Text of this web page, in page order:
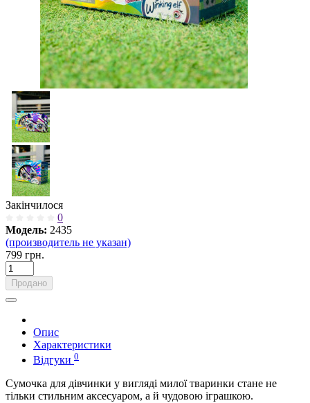
Закінчилося
0
Модель: 2435
(производитель не указан)
799 грн.
Продано
Опис
Характеристики
Відгуки 0
Сумочка для дівчинки у вигляді милої тваринки стане не
тільки стильним аксесуаром, а й чудовою іграшкою.